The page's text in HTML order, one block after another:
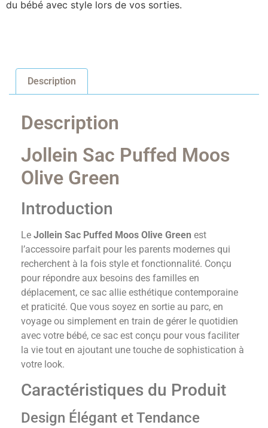
du bébé avec style lors de vos sorties.
Description
Description
Jollein Sac Puffed Moos
Olive Green
Introduction
Le Jollein Sac Puffed Moos Olive Green est
l’accessoire parfait pour les parents modernes qui
recherchent à la fois style et fonctionnalité. Conçu
pour répondre aux besoins des familles en
déplacement, ce sac allie esthétique contemporaine
et praticité. Que vous soyez en sortie au parc, en
voyage ou simplement en train de gérer le quotidien
avec votre bébé, ce sac est conçu pour vous faciliter
la vie tout en ajoutant une touche de sophistication à
votre look.
Caractéristiques du Produit
Design Élégant et Tendance